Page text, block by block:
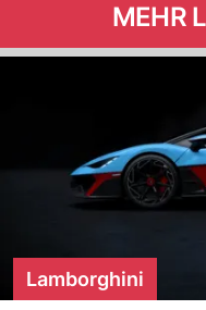
MEHR
Lamborghini